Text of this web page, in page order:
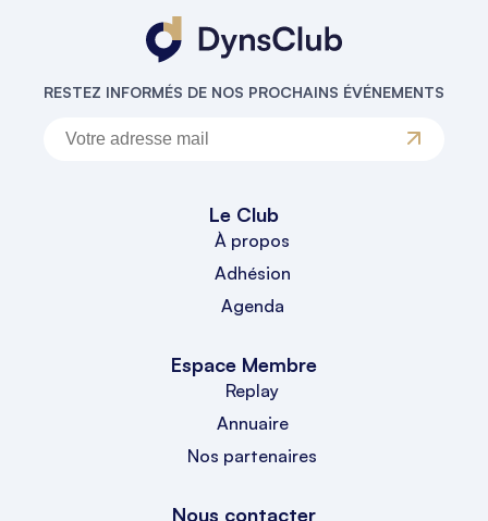
RESTEZ INFORMÉS DE NOS PROCHAINS ÉVÉNEMENTS
Le Club
À propos
Adhésion
Agenda
Espace Membre
Replay
Annuaire
Nos partenaires
Nous contacter